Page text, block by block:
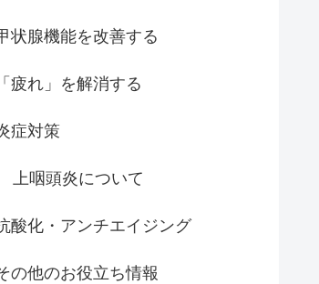
状腺機能を改善する
「疲れ」を解消する
症対策
上咽頭炎について
酸化・アンチエイジング
の他のお役立ち情報